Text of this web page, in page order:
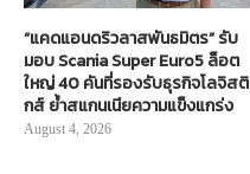
“แคดแอนดริวลาสพันธมิตร” รับ
มอบ Scania Super Euro5 ล็อต
ใหญ่ 40 คันที่รองรับธุรกิจโลจิสติ
กส์ ย้ำสแกนเนียความแข็งแกร่ง
August 4, 2026